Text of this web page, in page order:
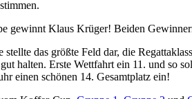
gewinnt Klaus Krüger! Beiden
stellte das größte Feld dar, die
halten. Erste Wettfahrt ein 11. und so
einen schönen 14. Gesamtplatz ein!